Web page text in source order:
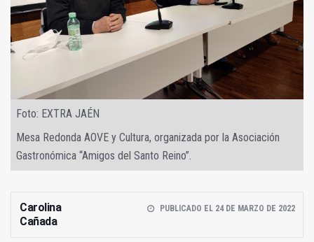
Foto: EXTRA JAÉN
Mesa Redonda AOVE y Cultura, organizada por la Asociación
Gastronómica “Amigos del Santo Reino”.
Carolina
Cañada
PUBLICADO EL 24 DE MARZO DE 2022